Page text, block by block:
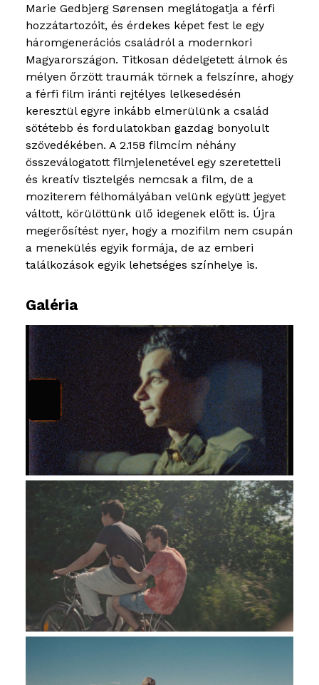
Marie Gedbjerg Sørensen meglátogatja a férfi
hozzátartozóit, és érdekes képet fest le egy
háromgenerációs családról a modernkori
Magyarországon. Titkosan dédelgetett álmok és
mélyen őrzött traumák törnek a felszínre, ahogy
a férfi film iránti rejtélyes lelkesedésén
keresztül egyre inkább elmerülünk a család
sötétebb és fordulatokban gazdag bonyolult
szövedékében. A 2.158 filmcím néhány
összeválogatott filmjelenetével egy szeretetteli
és kreatív tisztelgés nemcsak a film, de a
moziterem félhomályában velünk együtt jegyet
váltott, körülöttünk ülő idegenek előtt is. Újra
megerősítést nyer, hogy a mozifilm nem csupán
a menekülés egyik formája, de az emberi
találkozások egyik lehetséges színhelye is.
Galéria